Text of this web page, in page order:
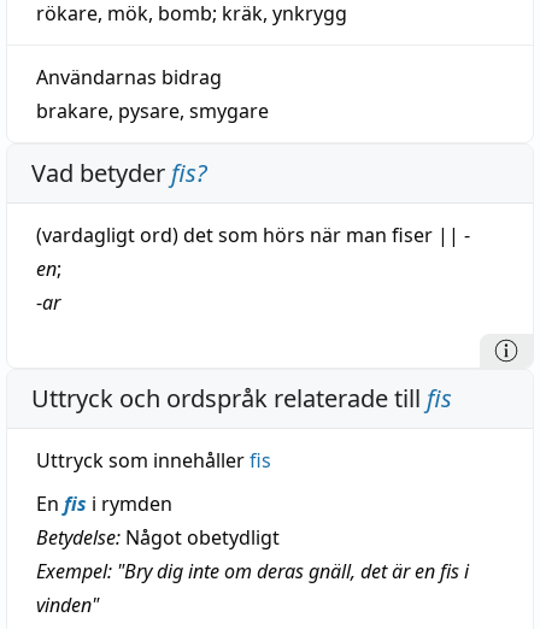
rökare, mök, bomb; kräk, ynkrygg
Användarnas bidrag
brakare, pysare, smygare
Vad betyder fis?
(vardagligt ord) det som hörs när man fiser || -
en;
-ar
Uttryck och ordspråk relaterade till fis
Uttryck som innehållerfis
En fis i rymden
Betydelse: Något obetydligt
Exempel: "Bry dig inte om deras gnäll, det är en fis i
vinden"